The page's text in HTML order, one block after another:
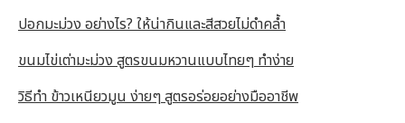
ปอกมะม่วง อย่างไร? ให้น่ากินและสีสวยไม่ดำคล้ำ
ขนมไข่เต่ามะม่วง สูตรขนมหวานแบบไทยๆ ทำง่าย
วิธีทำ ข้าวเหนียวมูน ง่ายๆ สูตรอร่อยอย่างมืออาชีพ